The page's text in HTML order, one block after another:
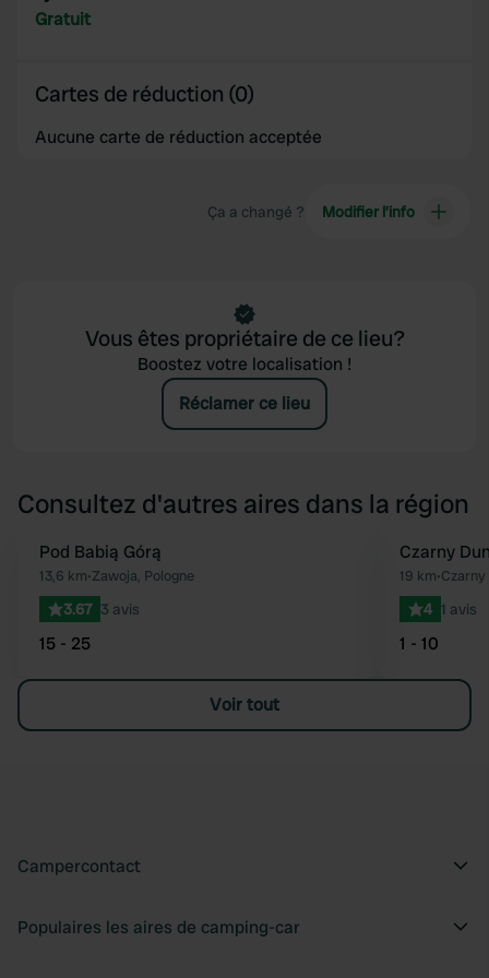
provided to them or that they’ve collected from your use
of their services.
Gratuit
Cartes de réduction (0)
Aucune carte de réduction acceptée
Ça a changé ? Modifier l’info
Vous êtes propriétaire de ce lieu?
Boostez votre localisation !
Réclamer ce lieu
Consultez d'autres aires dans la région
Préféré
Pod Babią Górą
13,6 km•Zawoja, Pologne
3.67 3 avis
15 - 25
Czarny
19 km•Czarny
4 1 avis
1 - 10
Voir tout
Campercontact
Populaires les aires de camping-car